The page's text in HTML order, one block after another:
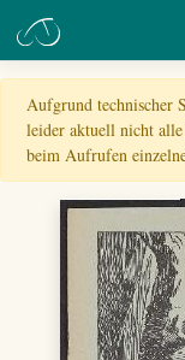
Aufgrund technischer
leider aktuell nicht
beim Aufrufen